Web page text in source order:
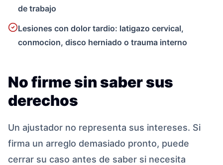
de trabajo
Lesiones con dolor tardio: latigazo cervical,
conmocion, disco herniado o trauma interno
No firme sin saber sus
derechos
Un ajustador no representa sus intereses. Si
firma un arreglo demasiado pronto, puede
cerrar su caso antes de saber si necesita